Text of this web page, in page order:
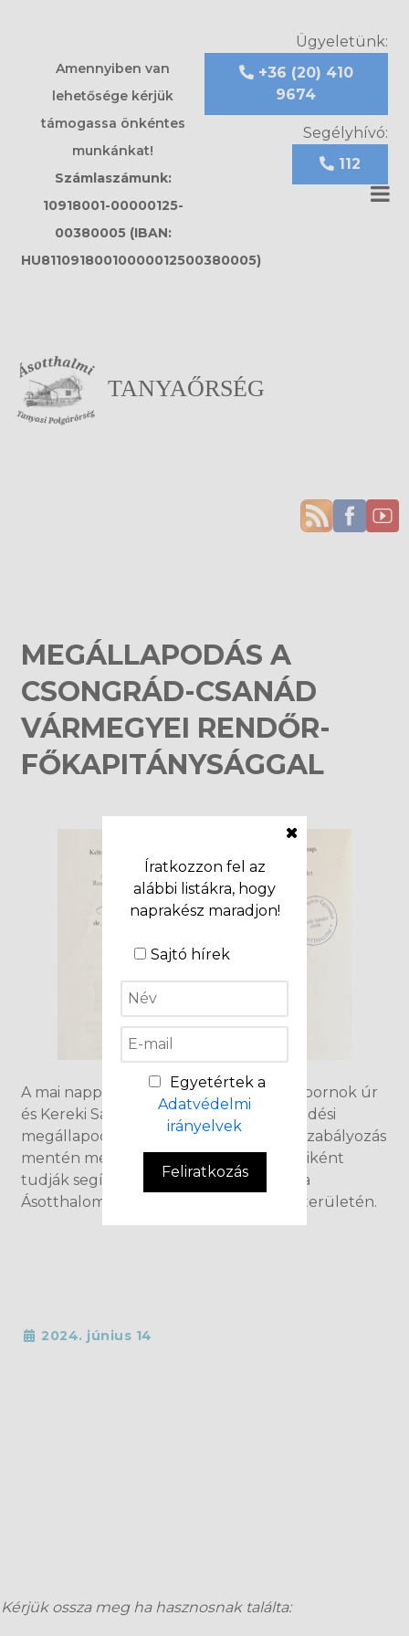
Íratkozzon fel az
alábbi listákra, hogy
naprakész maradjon!
Sajtó hírek
Egyetértek a
Adatvédelmi
irányelvek
Feliratkozás
Amennyiben van
lehetősége kérjük
támogassa önkéntes
munkánkat!
Számlaszámunk:
10918001-00000125-
00380005 (IBAN:
HU81109180010000012500380005)
Ügyeletünk:
+36 (20) 410
9674
Segélyhívó:
112
TANYAŐRSÉG
MEGÁLLAPODÁS A
CSONGRÁD-CSANÁD
VÁRMEGYEI RENDŐR-
FŐKAPITÁNYSÁGGAL
A mai nappal dr. Polyák Zsolt dandártábornok úr
és Kereki Sándor elnök úr együttműködési
megállapodást írt alá, amely kellő jogi szabályozás
mentén meghatározza a polgárőrök miként
tudják segíteni a rendőrség munkáját a
Ásotthalom több, mint 120 km
-nyi külterületén.
2024. június 14
Kérjük ossza meg ha hasznosnak találta: